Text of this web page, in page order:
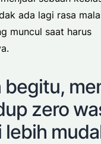
ada lagi rasa
muncul saat harus
begitu,
zero
lebih